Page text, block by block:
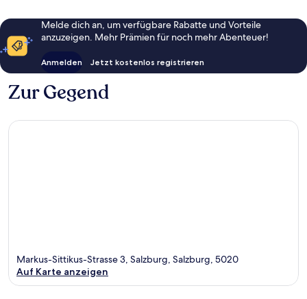
Melde dich an, um verfügbare Rabatte und Vorteile
anzuzeigen. Mehr Prämien für noch mehr Abenteuer!
Anmelden Jetzt kostenlos registrieren
Zur Gegend
Markus-Sittikus-Strasse 3, Salzburg, Salzburg, 5020
Auf Karte anzeigen